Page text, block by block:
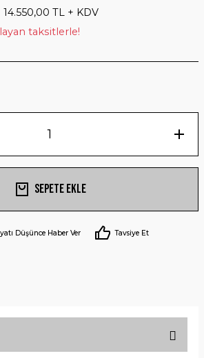
14.550,00 TL + KDV
taksitlerle!
Sepete Ekle
Düşünce Haber Ver Tavsiye Et